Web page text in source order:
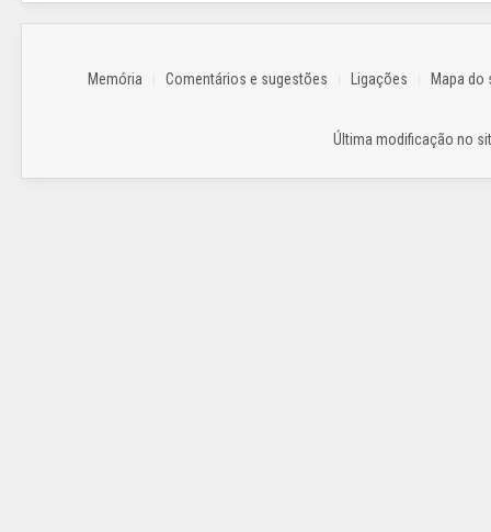
Memória Comentários e sugestões Ligações Mapa do
Última modificação no